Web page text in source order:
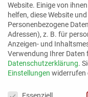
Website. Einige von
helfen, diese Website
Personenbezogene
Adressen), z. B. für
Anzeigen- und
Verwendung Ihrer Daten
Datenschutzerklärung.
Einstellungen widerrufen